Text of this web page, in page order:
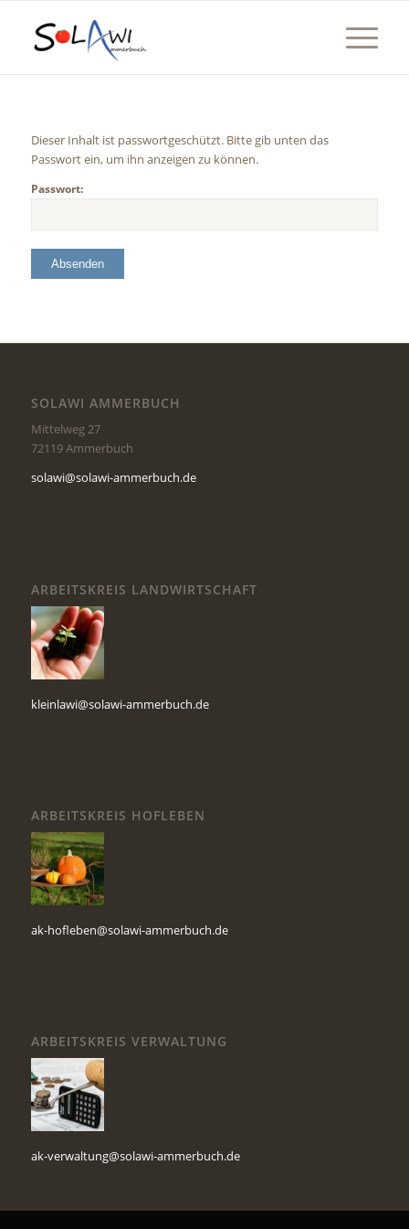
Dieser Inhalt ist passwortgeschützt. Bitte gib unten das
Passwort ein, um ihn anzeigen zu können.
Passwort:
SOLAWI AMMERBUCH
Mittelweg 27
72119 Ammerbuch
solawi@solawi-ammerbuch.de
ARBEITSKREIS LANDWIRTSCHAFT
kleinlawi@solawi-ammerbuch.de
ARBEITSKREIS HOFLEBEN
ak-hofleben@solawi-ammerbuch.de
ARBEITSKREIS VERWALTUNG
ak-verwaltung@solawi-ammerbuch.de